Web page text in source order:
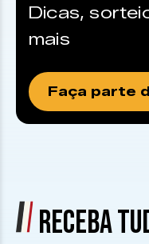
Dicas,
mais
Faça parte
RECEBA